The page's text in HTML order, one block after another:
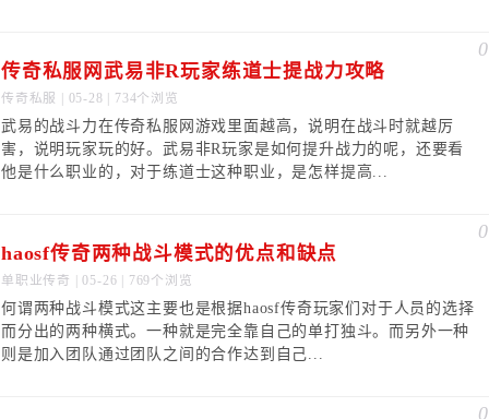
0
传奇私服网武易非R玩家练道士提战力攻略
传奇私服 | 05-28 | 734个浏览
武易的战斗力在传奇私服网游戏里面越高，说明在战斗时就越厉
害，说明玩家玩的好。武易非R玩家是如何提升战力的呢，还要看
他是什么职业的，对于练道士这种职业，是怎样提高...
0
haosf传奇两种战斗模式的优点和缺点
单职业传奇 | 05-26 | 769个浏览
何谓两种战斗模式这主要也是根据haosf传奇玩家们对于人员的选择
而分出的两种横式。一种就是完全靠自己的单打独斗。而另外一种
则是加入团队通过团队之间的合作达到自己...
0